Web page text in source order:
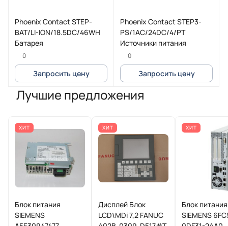
Phoenix Contact STEP-
BAT/LI-ION/18.5DC/46WH
Батарея
0
Запросить цену
Phoenix Contact STEP3-
PS/1AC/24DC/4/PT
Источники питания
0
Запросить цену
Лучшие предложения
ХИТ
Блок питания
SIEMENS
ХИТ
Дисплей Блок
LCD\MDi 7,2 FANUC
ХИТ
Блок питания
SIEMENS